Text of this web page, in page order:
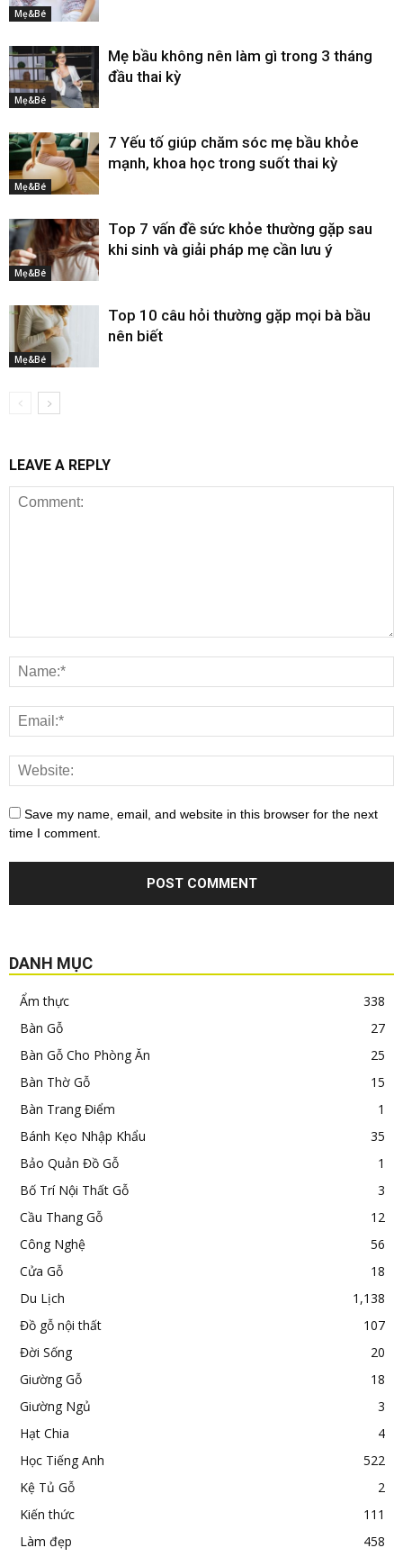
Mẹ&Bé
Mẹ&Bé
Mẹ bầu không nên làm gì trong 3 tháng
đầu thai kỳ
Mẹ&Bé
7 Yếu tố giúp chăm sóc mẹ bầu khỏe
mạnh, khoa học trong suốt thai kỳ
Mẹ&Bé
Top 7 vấn đề sức khỏe thường gặp sau
khi sinh và giải pháp mẹ cần lưu ý
Mẹ&Bé
Top 10 câu hỏi thường gặp mọi bà bầu
nên biết
LEAVE A REPLY
Save my name, email, and website in this browser for the next
time I comment.
DANH MỤC
Ẩm thực
338
Bàn Gỗ
27
Bàn Gỗ Cho Phòng Ăn
25
Bàn Thờ Gỗ
15
Bàn Trang Điểm
1
Bánh Kẹo Nhập Khẩu
35
Bảo Quản Đồ Gỗ
1
Bố Trí Nội Thất Gỗ
3
Cầu Thang Gỗ
12
Công Nghệ
56
Cửa Gỗ
18
Du Lịch
1,138
Đồ gỗ nội thất
107
Đời Sống
20
Giường Gỗ
18
Giường Ngủ
3
Hạt Chia
4
Học Tiếng Anh
522
Kệ Tủ Gỗ
2
Kiến thức
111
Làm đẹp
458